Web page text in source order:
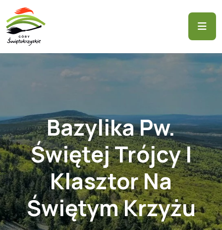
Bazylika Pw.
Świętej Trójcy I
Klasztor Na
Świętym Krzyżu